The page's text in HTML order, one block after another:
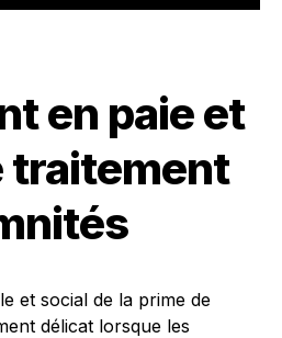
en paie et
traitement
et social de la prime de
délicat lorsque les